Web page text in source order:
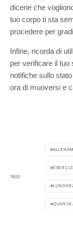
dicerie che
tuo corpo ti sta
procedere per
Infine, ricorda di
per verificare il
notifiche sullo
ora di muoversi e
TAGS
QUANTA